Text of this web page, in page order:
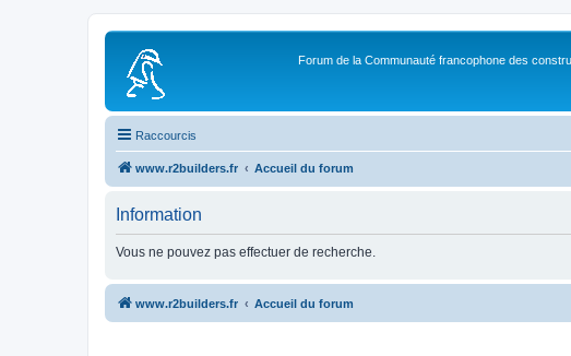
Forum de la Communauté francophone des
Raccourcis
www.r2builders.fr Accueil du forum
Information
Vous ne pouvez pas effectuer de recherche.
www.r2builders.fr Accueil du forum